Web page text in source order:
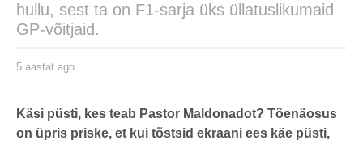
hullu, sest ta on F1-sarja üks üllatuslikumaid
GP-võitjaid.
henryl
5 aastat ago
t
a
t
Käsi püsti, kes teab Pastor Maldonadot? Tõenäosus
on üpris priske, et kui tõstsid ekraani ees käe püsti,